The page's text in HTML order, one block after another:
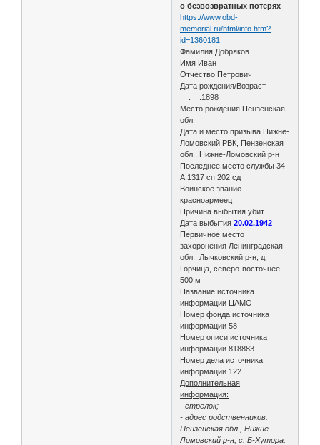
о безвозвратных потерях
https://www.obd-
memorial.ru/html/info.htm?
id=1360181
Фамилия Добряков
Имя Иван
Отчество Петрович
Дата рождения/Возраст
__.__.1898
Место рождения Пензенская
обл.
Дата и место призыва Нижне-
Ломовский РВК, Пензенская
обл., Нижне-Ломовский р-н
Последнее место службы 34
А 1317 сп 202 сд
Воинское звание
красноармеец
Причина выбытия убит
Дата выбытия20.02.1942
Первичное место
захоронения Ленинградская
обл., Лычковский р-н, д.
Горчица, северо-восточнее,
500 м
Название источника
информации ЦАМО
Номер фонда источника
информации 58
Номер описи источника
информации 818883
Номер дела источника
информации 122
Дополнительная
информация:
- стрелок;
- адрес родственников:
Пензенская обл., Нижне-
Ломовский р-н, с. Б-Хутора.